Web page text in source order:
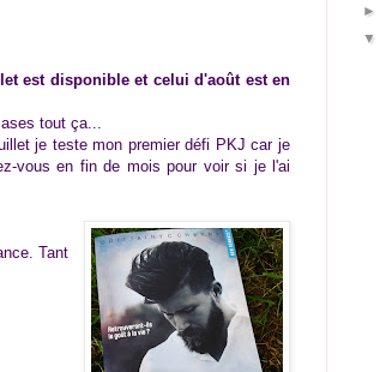
est disponible et celui d'août est en
tout ça...
je teste mon premier défi PKJ car je
vous en fin de mois pour voir si je l'ai
Tant
►
▼